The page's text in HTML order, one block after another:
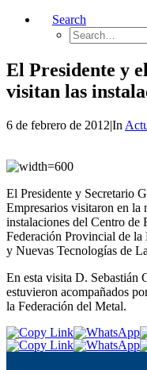
Search
El Presidente y
visitan las
6 de febrero de 2012|In
El Presidente y Secretario
Empresarios visitaron en la
instalaciones del Centro de
Federación Provincial de la
y Nuevas Tecnologías de
En esta visita D. Sebastián
estuvieron acompañados
la Federación del Metal.